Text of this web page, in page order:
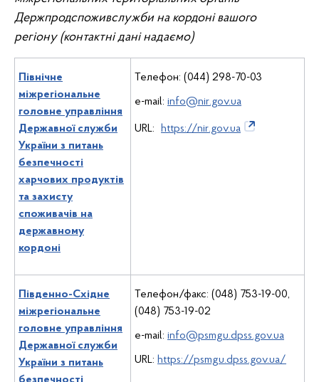
Держпродспоживслужби на кордоні вашого
регіону (контактні дані надаємо)
Північне
міжрегіональне
головне управління
Державної служби
України з питань
безпечності
харчових продуктів
та захисту
споживачів на
державному
кордоні
Телефон: (044) 298-70-03
e-mail: info@nir.gov.ua
URL: https://nir.gov.ua
Південно-Східне
міжрегіональне
головне управління
Державної служби
України з питань
Телефон/факс: (048) 753-19-00,
(048) 753-19-02
e-mail: info@psmgu.dpss.gov.ua
URL: https://psmgu.dpss.gov.ua/